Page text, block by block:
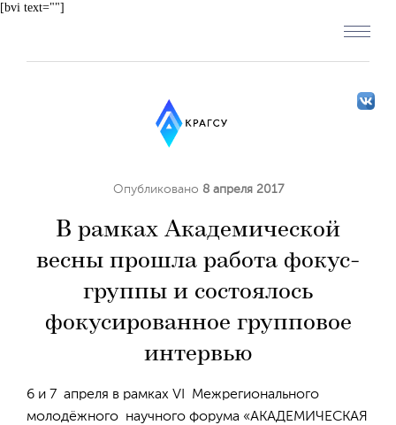
[bvi text=""]
Опубликовано 8 апреля 2017
В рамках Академической
весны прошла работа фокус-
группы и состоялось
фокусированное групповое
интервью
6 и 7 апреля в рамках VI Межрегионального
молодёжного научного форума «АКАДЕМИЧЕСКАЯ